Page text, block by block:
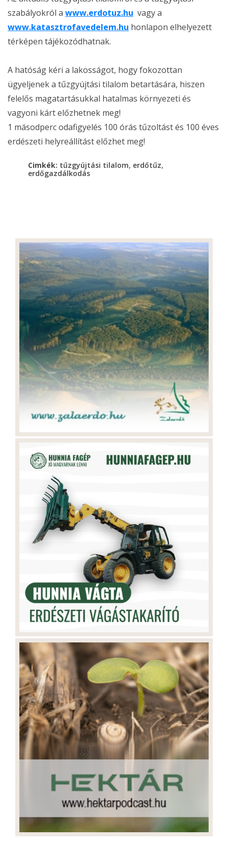
szabályokról a www.erdotuz.hu vagy a
www.katasztrofavedelem.hu honlapon elhelyezett
térképen tájékozódhatnak.
A hatóság kéri a lakosságot, hogy fokozottan
ügyeljenek a tűzgyújtási tilalom betartására, hiszen
felelős magatartásukkal hatalmas környezeti és
vagyoni kárt előzhetnek meg!
1 másodperc odafigyelés 100 órás tűzoltást és 100 éves
erdészeti helyreállítást előzhet meg!
Cimkék: tűzgyújtási tilalom, erdőtűz,
erdőgazdálkodás